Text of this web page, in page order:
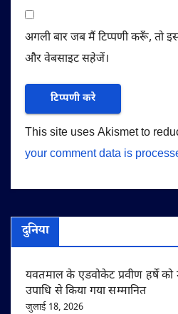
अगली बार जब मैं टिप्पणी करूँ, तो
और वेबसाइट सहेजें।
This site uses Akismet to
your comment data is
दुनिया
यवतमाल के एडवोकेट प्रवीण हर्षे को
उपाधि से किया गया सम्मानित
जुलाई 18, 2026